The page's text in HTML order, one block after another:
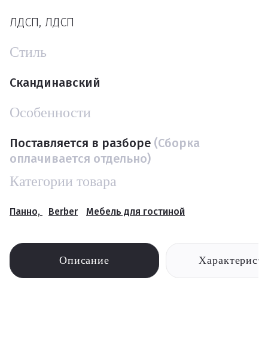
ЛДСП, ЛДСП
Стиль
Скандинавский
Особенности
Поставляется в разборе (Сборка
оплачивается отдельно)
Категории товара
Панно, Berber Мебель для гостиной
Описание